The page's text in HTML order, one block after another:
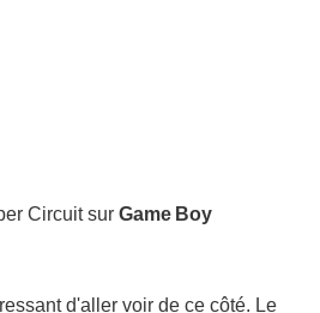
Circuit sur Game Boy
d'aller voir de ce côté. Le